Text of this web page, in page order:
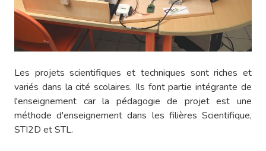
Les projets scientifiques et techniques sont riches et
variés dans la cité scolaires. Ils font partie intégrante de
l'enseignement car la pédagogie de projet est une
méthode d'enseignement dans les filières Scientifique,
STI2D et STL.